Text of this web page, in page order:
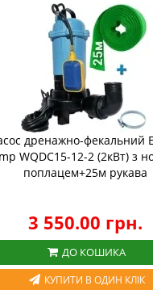
дренажно-фекальний
WQDC15-12-2 (2кВт) з
поплацем+25м рукава
3 550.00 грн.
ДО КОШИКА
КУПИТИ В ОДИН КЛІК